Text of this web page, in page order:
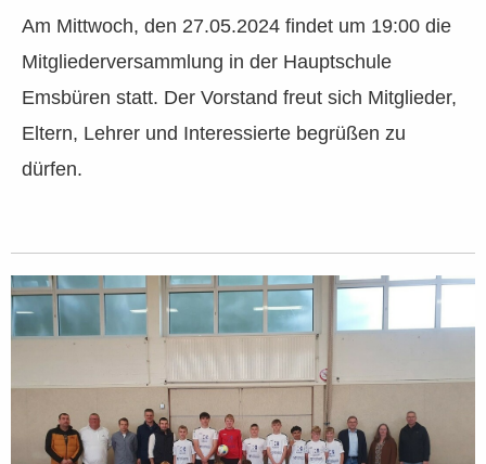
Am Mittwoch, den 27.05.2024 findet um 19:00 die
Mitgliederversammlung in der Hauptschule
Emsbüren statt. Der Vorstand freut sich Mitglieder,
Eltern, Lehrer und Interessierte begrüßen zu
dürfen.